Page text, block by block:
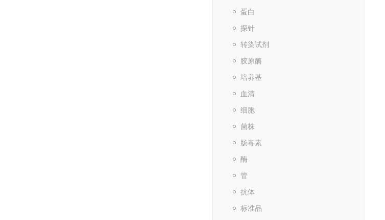
蛋白
探针
转染试剂
胶原酶
培养基
血清
细胞
菌株
肠毒素
酶
管
抗体
标准品